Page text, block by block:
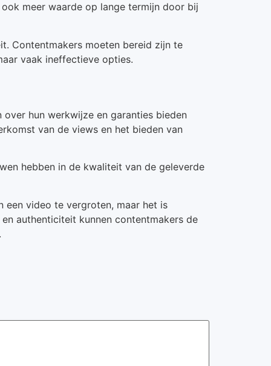
meer waarde op lange termijn door bij
Contentmakers moeten bereid zijn te
vaak ineffectieve opties.
hun werkwijze en garanties bieden
van de views en het bieden van
hebben in de kwaliteit van de geleverde
een video te vergroten, maar het is
authenticiteit kunnen contentmakers de